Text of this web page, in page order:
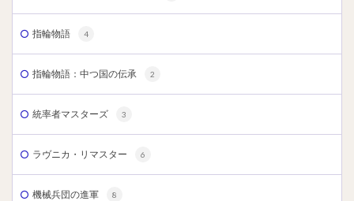
指輪物語 4
指輪物語：中つ国の伝承 2
統率者マスターズ 3
ラヴニカ・リマスター 6
機械兵団の進軍 8